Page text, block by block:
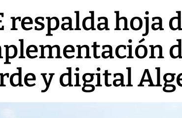
respalda hoja
y digital